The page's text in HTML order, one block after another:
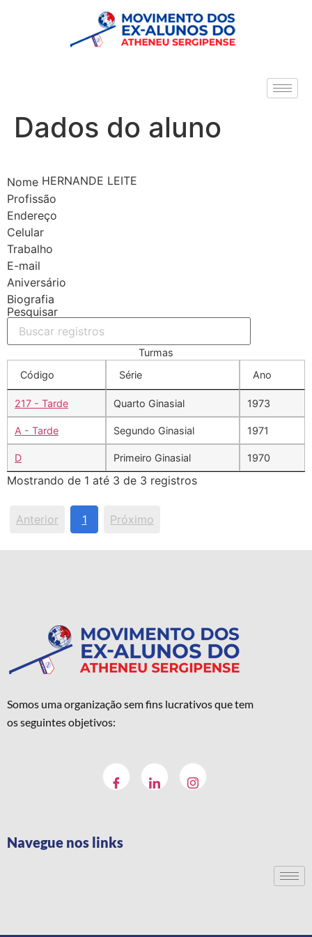
Dados do aluno
Nome HERNANDE LEITE
Profissão
Endereço
Celular
Trabalho
E-mail
Aniversário
Biografia
Pesquisar
Turmas
Código
Série Ano
217 - Tarde Quarto Ginasial 1973
A - Tarde Segundo Ginasial 1971
D Primeiro Ginasial 1970
Mostrando de 1 até 3 de 3 registros
Anterior 1 Próximo
Somos uma organização sem fins lucrativos que tem
os seguintes objetivos:
Navegue nos links